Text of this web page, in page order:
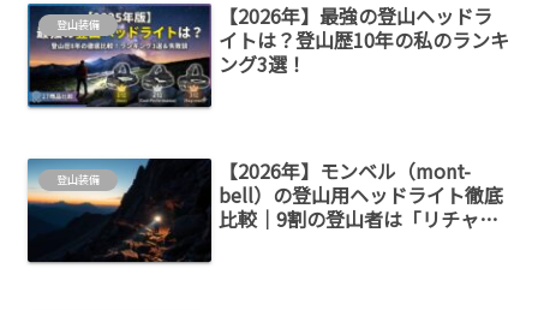
登山装備
【2026年】最強の登山ヘッドラ
イトは？登山歴10年の私のランキ
ング3選！
登山装備
【2026年】モンベル（mont-
bell）の登山用ヘッドライト徹底
比較｜9割の登山者は「リチャー